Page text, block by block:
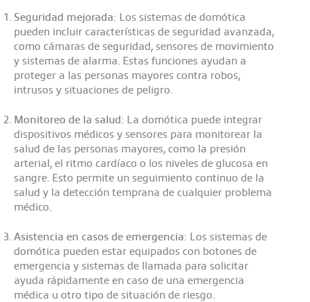
Seguridad mejorada: Los sistemas de domótica
pueden incluir características de seguridad avanzada,
como cámaras de seguridad, sensores de movimiento
y sistemas de alarma. Estas funciones ayudan a
proteger a las personas mayores contra robos,
intrusos y situaciones de peligro.
Monitoreo de la salud: La domótica puede integrar
dispositivos médicos y sensores para monitorear la
salud de las personas mayores, como la presión
arterial, el ritmo cardíaco o los niveles de glucosa en
sangre. Esto permite un seguimiento continuo de la
salud y la detección temprana de cualquier problema
médico.
Asistencia en casos de emergencia: Los sistemas de
domótica pueden estar equipados con botones de
emergencia y sistemas de llamada para solicitar
ayuda rápidamente en caso de una emergencia
médica u otro tipo de situación de riesgo.